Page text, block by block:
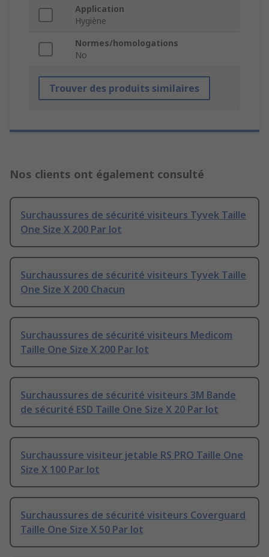
Application
Hygiène
Normes/homologations
No
Trouver des produits similaires
Nos clients ont également consulté
Surchaussures de sécurité visiteurs Tyvek Taille
One Size X 200 Par lot
Surchaussures de sécurité visiteurs Tyvek Taille
One Size X 200 Chacun
Surchaussures de sécurité visiteurs Medicom
Taille One Size X 200 Par lot
Surchaussures de sécurité visiteurs 3M Bande
de sécurité ESD Taille One Size X 20 Par lot
Surchaussure visiteur jetable RS PRO Taille One
Size X 100 Par lot
Surchaussures de sécurité visiteurs Coverguard
Taille One Size X 50 Par lot